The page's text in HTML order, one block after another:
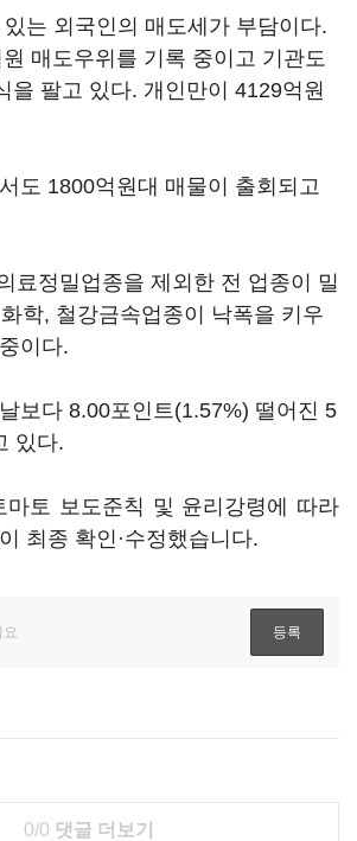
는 외국인의 매도세가 부담이다.
매도우위를 기록 중이고 기관도
을 팔고 있다. 개인만이 4129억원
도 1800억원대 매물이 출회되고
료정밀업종을 제외한 전 업종이 밀
학, 철강금속업종이 낙폭을 키우
이다.
보다 8.00포인트(1.57%) 떨어진 5
있다.
마토 보도준칙 및 윤리강령에 따라
최종 확인·수정했습니다.
0/0 댓글 더보기